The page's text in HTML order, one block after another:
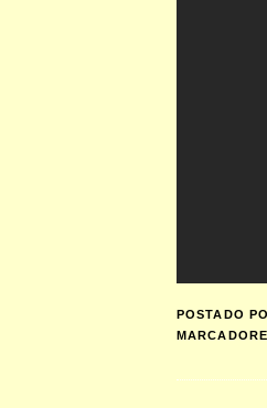
POSTADO